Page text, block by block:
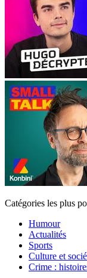
Catégories les plus
Humour
Actualités
Sports
Culture et
Crime :